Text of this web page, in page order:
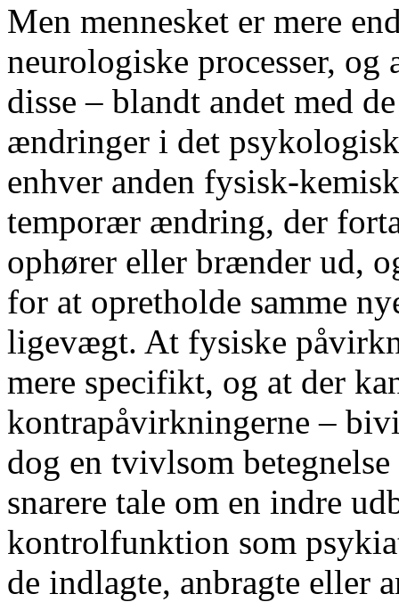
Men mennesket er mere
neurologiske processer,
disse – blandt andet med
ændringer i det
enhver anden fysisk-
temporær ændring, der
ophører eller brænder ud,
for at opretholde samme
ligevægt. At fysiske
mere specifikt, og at der
kontrapåvirkningerne –
dog en tvivlsom
snarere tale om en indre
kontrolfunktion som
de indlagte, anbragte eller